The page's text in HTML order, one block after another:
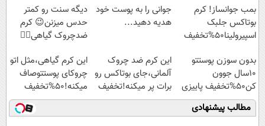
بمب جوانساز! کرم
بوتاکس جلبک
اسپیرولینا50%تخفیف
جوانی را به پوست خود
هدیه دهید...
دیگه سنت رو کمتر
حدس میزنن😉 کرم
ضدچروک گیاهی👈🏻
بدون سوزن پوستتو
10سال جوون
کن50%تخفیف پاییزی
این کرم ضد چروک
آلمانی،جای بوتاکس رو
برات پر میکنه!تخفیف
تا امشب
این کرم گیاهی،مثل اتو
چروکای پوستتوصاف
میکنه!50%تخفیف
مطالب پیشنهادی